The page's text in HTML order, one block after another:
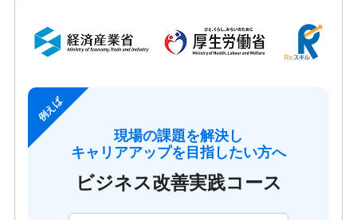
例えば
現場の課題を解決し
キャリアアップを目指したい方へ
ビジネス改善実践コース